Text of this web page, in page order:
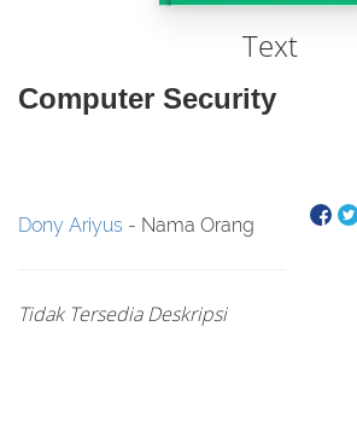
Text
Computer Security
Dony Ariyus - Nama Orang
Tidak Tersedia Deskripsi